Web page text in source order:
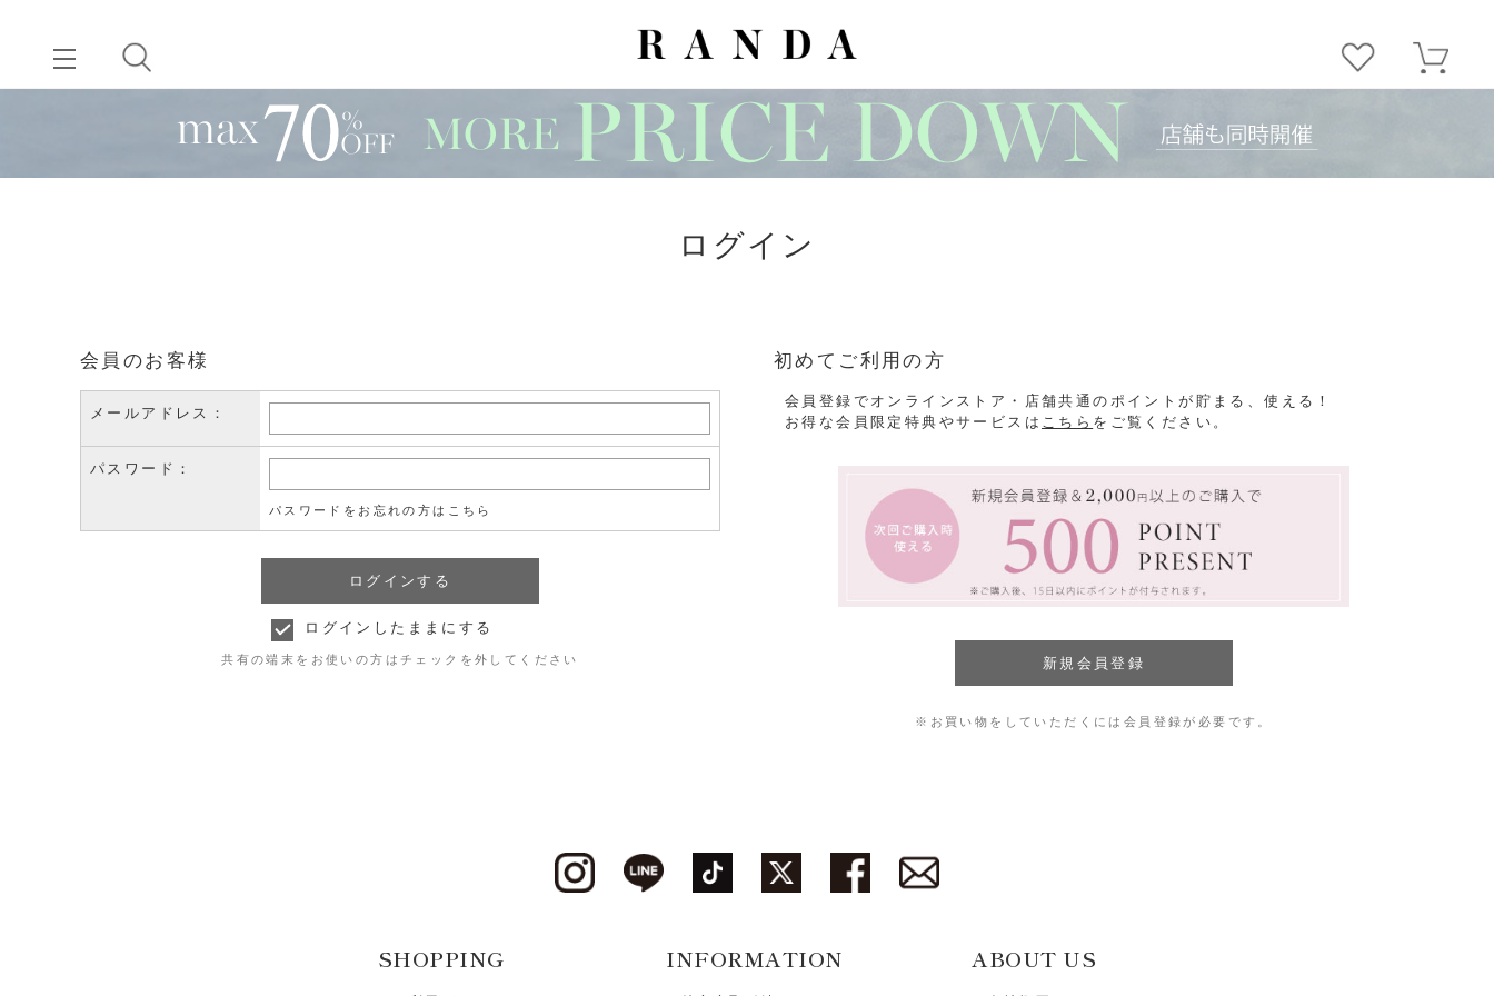
ログイン
会員のお客様
メールアドレス：
パスワード：
パスワードをお忘れの方はこちら
ログインしたままにする
共有の端末をお使いの方はチェックを外してください
初めてご利用の方
会員登録でオンラインストア・店舗共通のポイントが貯まる、使える！
お得な会員限定特典やサービスは こちら をご覧ください。
※お買い物をしていただくには会員登録が必要です。
SHOPPING INFORMATION ABOUT US